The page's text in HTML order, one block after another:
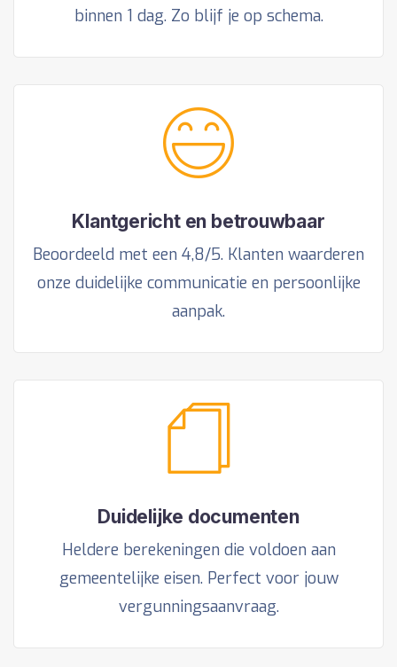
binnen 1 dag. Zo blijf je op schema.
Klantgericht en betrouwbaar
Beoordeeld met een 4,8/5. Klanten waarderen
onze duidelijke communicatie en persoonlijke
aanpak.
Duidelijke documenten
Heldere berekeningen die voldoen aan
gemeentelijke eisen. Perfect voor jouw
vergunningsaanvraag.